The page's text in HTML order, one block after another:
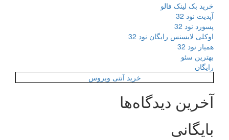
خرید بک لینک فالو
آپدیت نود 32
پسورد نود 32
اوکلی لایسنس رایگان نود 32
همیار نود 32
بهترین سئو
رایگان
خرید آنتی ویروس
آخرین دیدگاه‌ها
بایگانی